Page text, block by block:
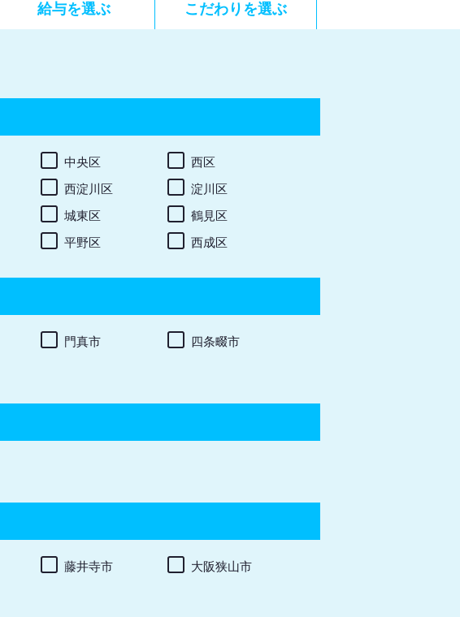
給与を選ぶ こだわり を選ぶ
中央区
西区
西淀川区
淀川区
城東区
鶴見区
平野区 西成区
門真市
四条畷市
藤井寺市
大阪狭山市